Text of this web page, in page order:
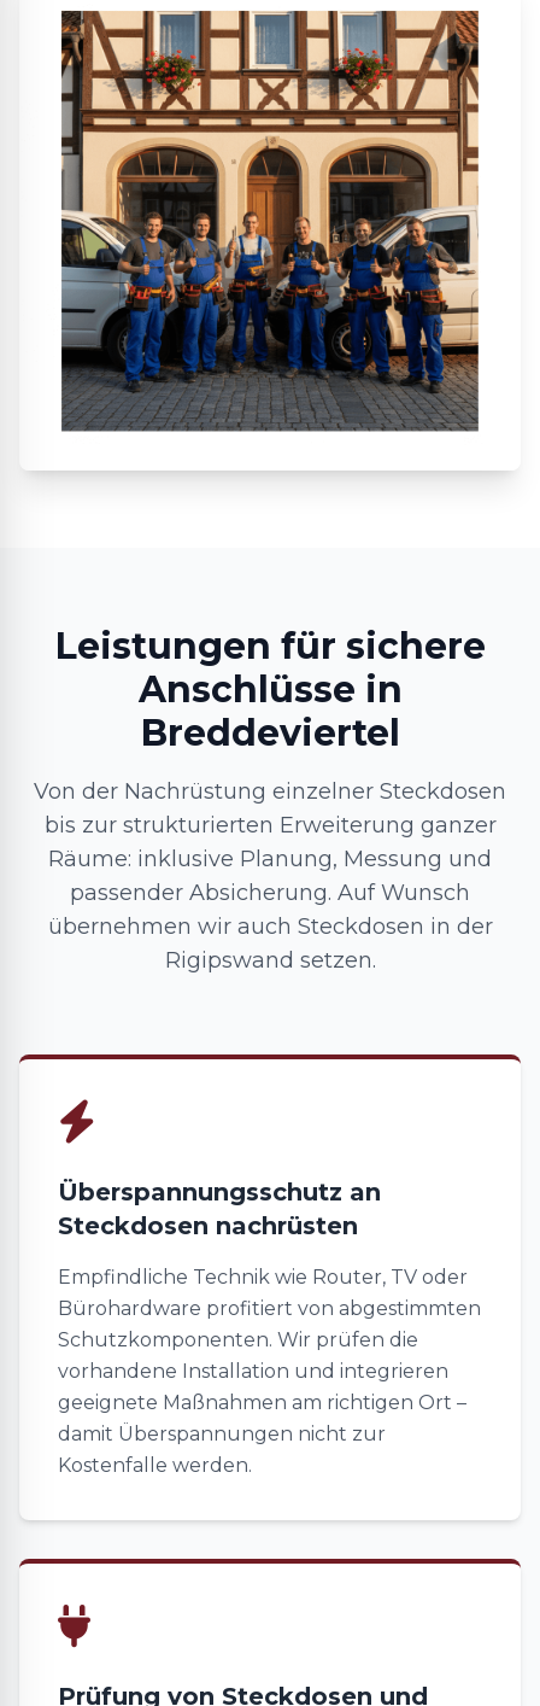
Leistungen für sichere
Anschlüsse in
Breddeviertel
Von der Nachrüstung einzelner Steckdosen
bis zur strukturierten Erweiterung ganzer
Räume: inklusive Planung, Messung und
passender Absicherung. Auf Wunsch
übernehmen wir auch Steckdosen in der
Rigipswand setzen.
Überspannungsschutz an
Steckdosen nachrüsten
Empfindliche Technik wie Router, TV oder
Bürohardware profitiert von abgestimmten
Schutzkomponenten. Wir prüfen die
vorhandene Installation und integrieren
geeignete Maßnahmen am richtigen Ort –
damit Überspannungen nicht zur
Kostenfalle werden.
Prüfung von Steckdosen und